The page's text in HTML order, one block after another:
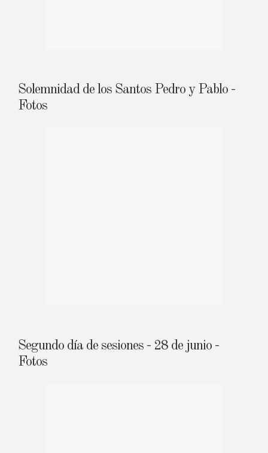
Solemnidad de los Santos Pedro y Pablo -
Fotos
Segundo día de sesiones - 28 de junio -
Fotos